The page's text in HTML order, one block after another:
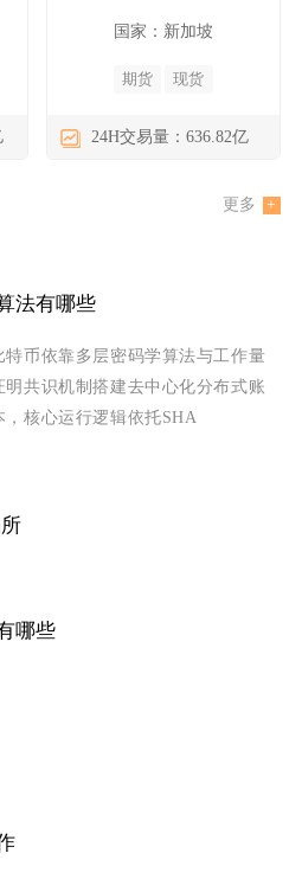
国家：新加坡
期货 现货
24H交易量：636.82亿
更多
法有哪些
特币依靠多层密码学算法与工作量
明共识机制搭建去中心化分布式账
，核心运行逻辑依托SHA
哪些